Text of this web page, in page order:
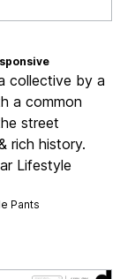
collective by a
a common
street
rich history.
Lifestyle
Pants